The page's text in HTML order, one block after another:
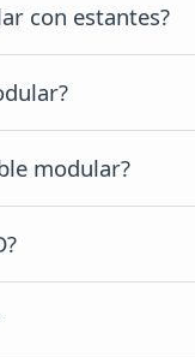
con estantes?
insertar en
oficina de
modular?
de diseño.